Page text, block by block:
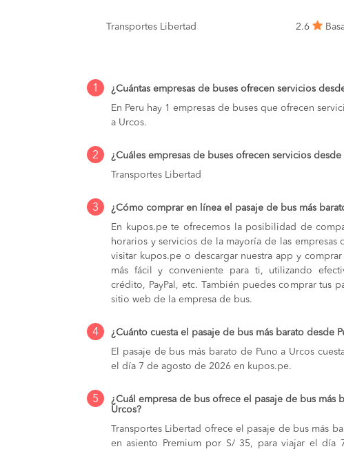
Transportes Libertad 2.6
1
¿Cuántas empresas de buses ofrecen servicios
En Peru hay 1 empresas de buses que ofrecen
a Urcos.
2
¿Cuáles empresas de buses ofrecen servicios desde
Transportes Libertad
3
¿Cómo comprar en línea el pasaje de bus más
En kupos.pe te ofrecemos la posibilidad de
horarios y servicios de la mayoría de las empresas
visitar kupos.pe o descargar nuestra app y
más fácil y conveniente para ti, utilizando
crédito, PayPal, etc. También puedes comprar tus
sitio web de la empresa de bus.
4
¿Cuánto cuesta el pasaje de bus más barato desde
El pasaje de bus más barato de Puno a Urcos
el día 7 de agosto de 2026 en kupos.pe.
5
¿Cuál empresa de bus ofrece el pasaje de bus más
Urcos?
Transportes Libertad ofrece el pasaje de bus más
en asiento Premium por S/ 35, para viajar el día